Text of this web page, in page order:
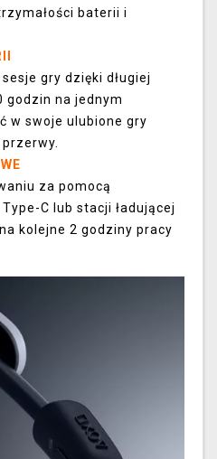
baterii i
gry dzięki długiej
godzin na jednym
w swoje ulubione gry
za pomocą
C lub stacji ładującej
kolejne 2 godziny pracy